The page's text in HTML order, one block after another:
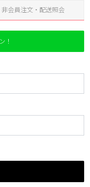
非会員注文・配送照会
！